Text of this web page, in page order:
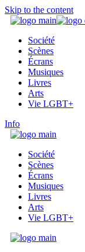
Skip to the content
Société
Scènes
Écrans
Musiques
Livres
Arts
Vie LGBT+
Info
Société
Scènes
Écrans
Musiques
Livres
Arts
Vie LGBT+